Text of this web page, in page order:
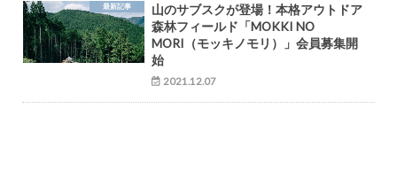
最新記事
山のサブスクが登場！本格アウトドア
森林フィールド「MOKKI NO
MORI（モッキノモリ）」会員募集開
始
2021.12.07